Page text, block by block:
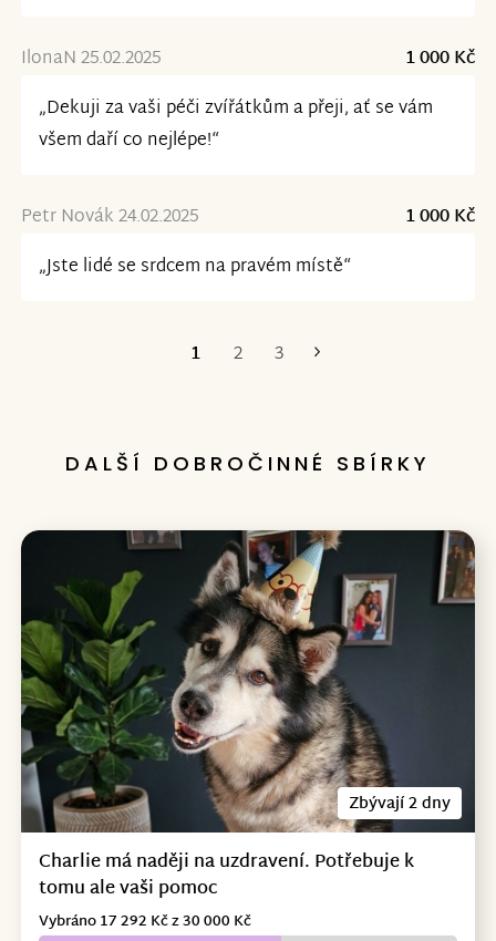
IlonaN 25.02.2025
1 000 Kč
„Dekuji za vaši péči zvířátkům a přeji, ať se vám
všem daří co nejlépe!“
Petr Novák 24.02.2025
1 000 Kč
„Jste lidé se srdcem na pravém místě“
1 2 3
DALŠÍ DOBROČINNÉ SBÍRKY
Zbývají 2 dny
Charlie má naději na uzdravení. Potřebuje k
tomu ale vaši pomoc
Vybráno 17 292 Kč z 30 000 Kč